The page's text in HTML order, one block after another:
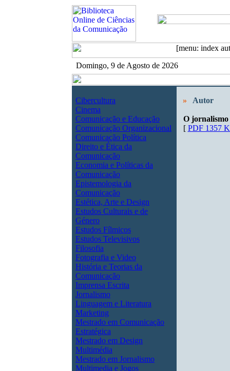
Domingo, 9 de Agosto de 2026
Cibercultura
Cinema
Comunicação e Educação
Comunicação Organizacional
Comunicação Política
Direito e Ética da
Comunicação
Economia e Políticas da
Comunicação
Epistemologia da
Comunicação
Estética, Arte e Design
Estudos Culturais e de
Género
Estudos Fílmicos
Estudos Televisivos
Filosofia
Fotografia e Video
História e Teorias da
Comunicação
Imprensa Escrita
Jornalismo
Linguagem e Literatura
Marketing
Mestrado em Comunicação
Estratégica
Mestrado em Design
Multimédia
Mestrado em Jornalismo
Multimedia e Jogos
» Autor
O jornalismo
[ PDF 1357